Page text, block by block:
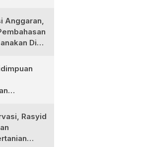
Polisi
Anggaran,
Di
Rasyid